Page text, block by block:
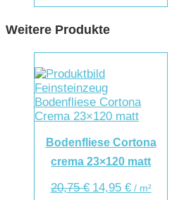
Weitere Produkte
Bodenfliese Cortona
crema 23×120 matt
20,75€ 14,95 €/ m²